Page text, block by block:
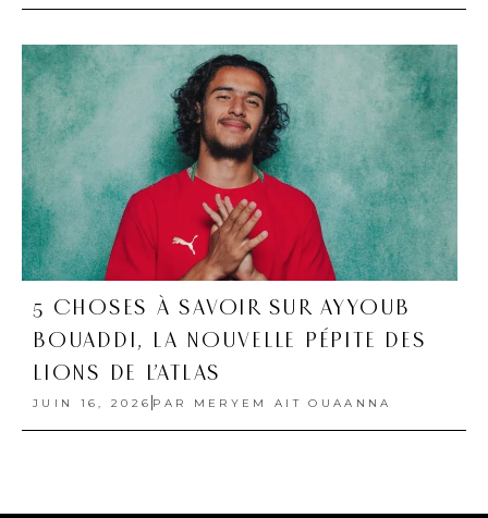
5 CHOSES À SAVOIR SUR AYYOUB
BOUADDI, LA NOUVELLE PÉPITE DES
LIONS DE L’ATLAS
JUIN 16, 2026 PAR MERYEM AIT OUAANNA